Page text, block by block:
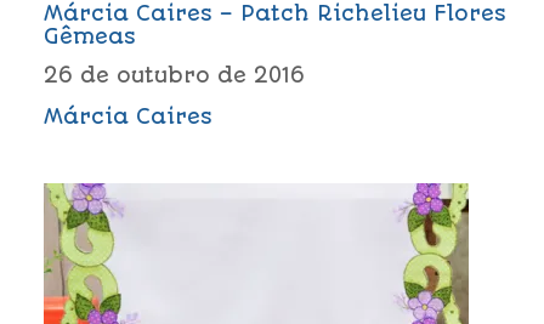
Márcia Caires – Patch Richelieu Flores
Gêmeas
26 de outubro de 2016
Márcia Caires